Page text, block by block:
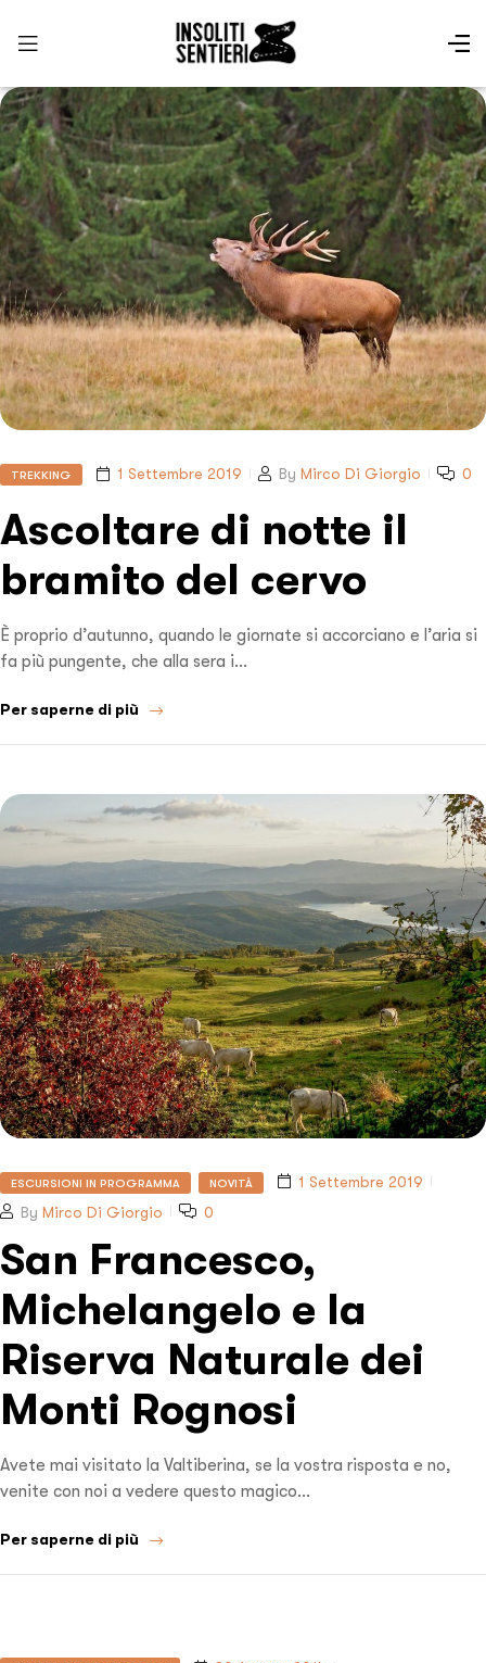
TREKKING 1 Settembre 2019 By Mirco Di Giorgio 0
Ascoltare di notte il
bramito del cervo
È proprio d’autunno, quando le giornate si accorciano e l’aria si
fa più pungente, che alla sera i…
Per saperne di più
ESCURSIONI IN PROGRAMMA NOVITÀ
1 Settembre 2019
By Mirco Di Giorgio 0
San Francesco,
Michelangelo e la
Riserva Naturale dei
Monti Rognosi
Avete mai visitato la Valtiberina, se la vostra risposta e no,
venite con noi a vedere questo magico…
Per saperne di più